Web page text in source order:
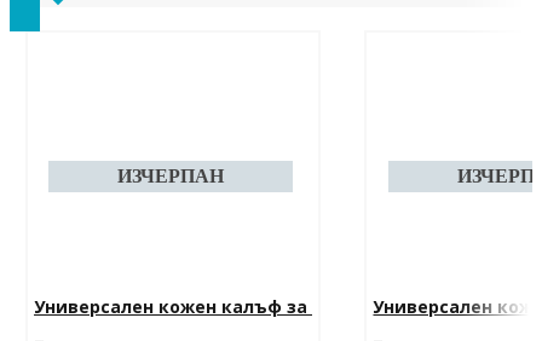
Универсален кожен калъф за
Универсален